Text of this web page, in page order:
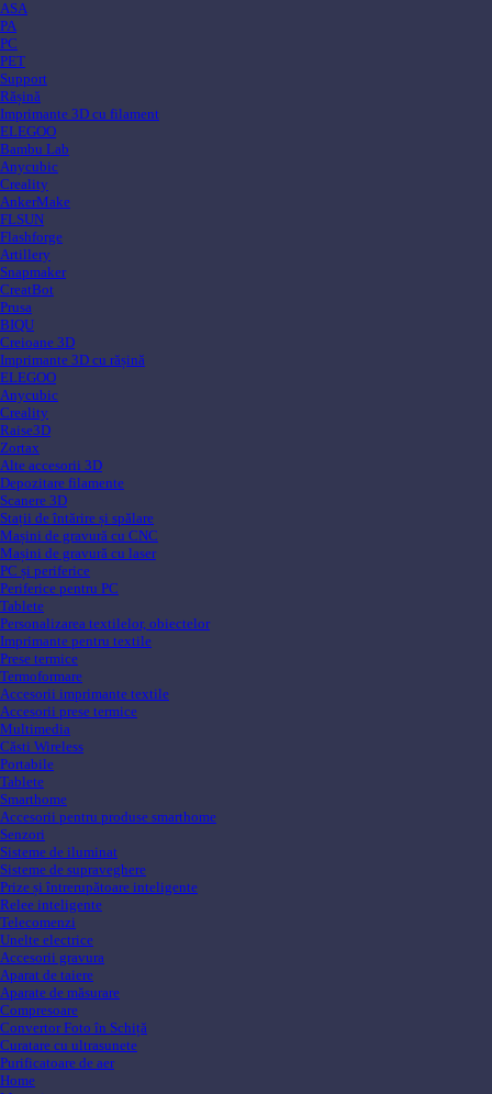
ASA
PA
PC
PET
Support
Rășină
Imprimante 3D cu filament
ELEGOO
Bambu Lab
Anycubic
Creality
AnkerMake
FLSUN
Flashforge
Artillery
Snapmaker
CreatBot
Prusa
BIQU
Creioane 3D
Imprimante 3D cu rășină
ELEGOO
Anycubic
Creality
Raise3D
Zortax
Alte accesorii 3D
Depozitare filamente
Scanere 3D
Stații de întărire și spălare
Mașini de gravură cu CNC
Mașini de gravură cu laser
PC și periferice
Periferice pentru PC
Tablete
Personalizarea textilelor, obiectelor
Imprimante pentru textile
Prese termice
Termoformare
Accesorii imprimante textile
Accesorii prese termice
Multimedia
Căsti Wireless
Portabile
Tablete
Smarthome
Accesorii pentru produse smarthome
Senzori
Sisteme de iluminat
Sisteme de supraveghere
Prize și întrerupătoare inteligente
Relee inteligente
Telecomenzi
Unelte electrice
Accesorii gravura
Aparat de taiere
Aparate de măsurare
Compresoare
Convertor Foto în Schiță
Curatare cu ultrasunete
Purificatoare de aer
Home